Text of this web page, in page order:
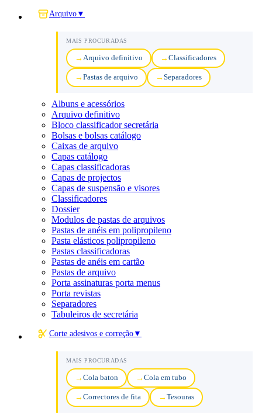
Arquivo ▼
MAIS PROCURADAS
Arquivo definitivo Classificadores
Pastas de arquivo Separadores
Albuns e acessórios
Arquivo definitivo
Bloco classificador secretária
Bolsas e bolsas catálogo
Caixas de arquivo
Capas catálogo
Capas classificadoras
Capas de projectos
Capas de suspensão e visores
Classificadores
Dossier
Modulos de pastas de arquivos
Pastas de anéis em polipropileno
Pasta elásticos polipropileno
Pastas classificadoras
Pastas de anéis em cartão
Pastas de arquivo
Porta assinaturas porta menus
Porta revistas
Separadores
Tabuleiros de secretária
Corte adesivos e correção ▼
MAIS PROCURADAS
Cola baton Cola em tubo
Correctores de fita Tesouras